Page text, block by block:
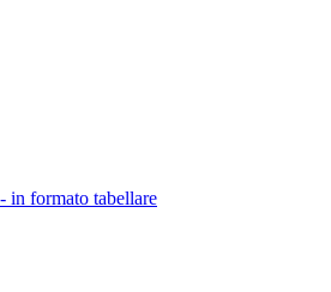
in formato tabellare